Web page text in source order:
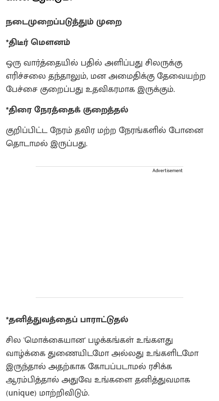
நடைமுறைப்படுத்தும் முறை
*திடீர் மௌனம்
ஒரு வார்த்தையில் பதில் அளிப்பது சிலருக்கு
எரிச்சலை தந்தாலும், மன அமைதிக்கு தேவையற்ற
பேச்சை குறைப்பது உதவிகரமாக இருக்கும்.
*திரை நேரத்தைக் குறைத்தல்
குறிப்பிட்ட நேரம் தவிர மற்ற நேரங்களில் போனை
தொடாமல் இருப்பது.
Advertisement
*தனித்துவத்தைப் பாராட்டுதல்
சில 'மொக்கையான' பழக்கங்கள் உங்களது
வாழ்க்கை துணையிடமோ அல்லது உங்களிடமோ
இருந்தால் அதற்காக கோபப்படாமல் ரசிக்க
ஆரம்பித்தால் அதுவே உங்களை தனித்துவமாக
(unique) மாற்றிவிடும்.